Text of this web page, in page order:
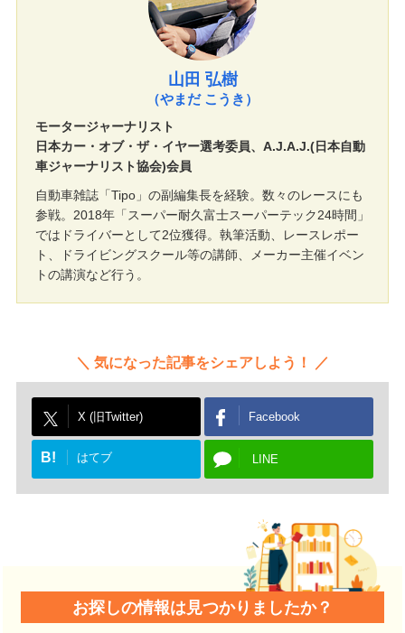
山田 弘樹
（やまだ こうき）
モータージャーナリスト
日本カー・オブ・ザ・イヤー選考委員、A.J.A.J.(日本自動
車ジャーナリスト協会)会員
自動車雑誌「Tipo」の副編集長を経験。数々のレースにも
参戦。2018年「スーパー耐久富士スーパーテック24時間」
ではドライバーとして2位獲得。執筆活動、レースレポー
ト、ドライビングスクール等の講師、メーカー主催イベン
トの講演など行う。
気になった記事をシェアしよう！
X (旧Twitter) Facebook
B! はてブ LINE
お探しの情報は見つかりましたか？